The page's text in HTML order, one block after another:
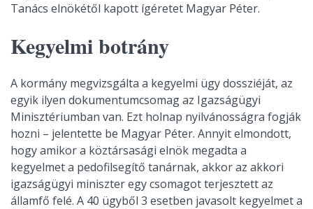
Tanács elnökétől kapott ígéretet Magyar Péter.
Kegyelmi botrány
A kormány megvizsgálta a kegyelmi ügy dossziéját, az
egyik ilyen dokumentumcsomag az Igazságügyi
Minisztériumban van. Ezt holnap nyilvánosságra fogják
hozni – jelentette be Magyar Péter. Annyit elmondott,
hogy amikor a köztársasági elnök megadta a
kegyelmet a pedofilsegítő tanárnak, akkor az akkori
igazságügyi miniszter egy csomagot terjesztett az
államfő felé. A 40 ügyből 3 esetben javasolt kegyelmet a